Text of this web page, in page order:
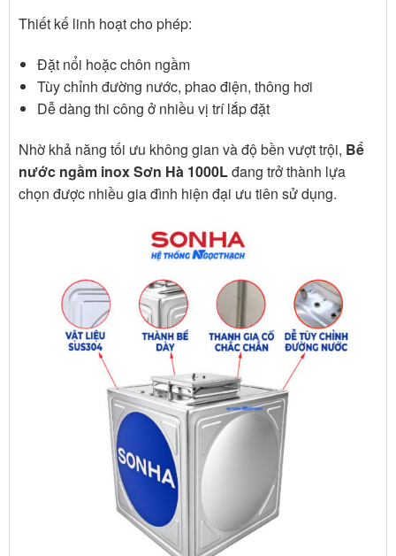
Thiết kế linh hoạt cho phép:
Đặt nổi hoặc chôn ngầm
Tùy chỉnh đường nước, phao điện, thông hơi
Dễ dàng thi công ở nhiều vị trí lắp đặt
Nhờ khả năng tối ưu không gian và độ bền vượt trội, Bể
nước ngầm inox Sơn Hà 1000Lđang trở thành lựa
chọn được nhiều gia đình hiện đại ưu tiên sử dụng.